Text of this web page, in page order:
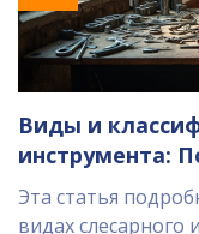
Виды и
инструмента:
Эта статья
видах слесарного